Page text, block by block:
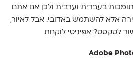
בעברית וערבית ולכן אם אתם
אלא להשתמש באדובי. אבל לאיור,
לטקסט? אפיניטי לוקחת
Adobe